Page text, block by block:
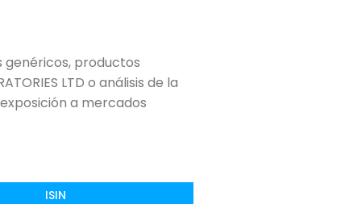
genéricos, productos
LTD o análisis de la
a mercados
ISIN